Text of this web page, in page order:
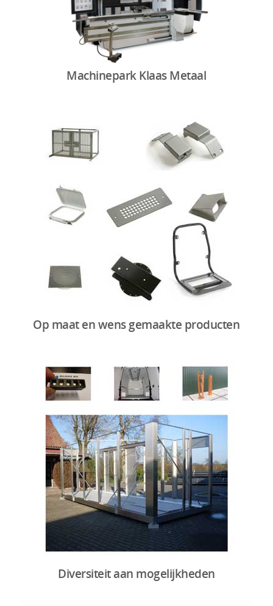
Machinepark Klaas Metaal
Op maat en wens gemaakte producten
Diversiteit aan mogelijkheden